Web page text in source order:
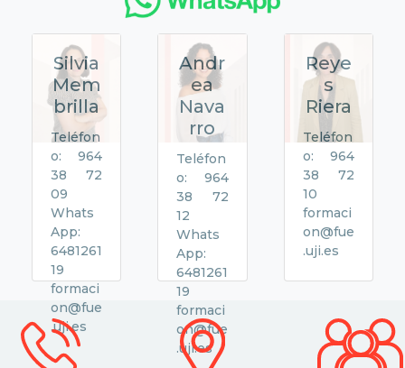
Silvia
Mem
brilla
Teléfon
o: 964
38 72
09
Whats
App:
6481261
19
formaci
on@fue
.uji.es
Andr
ea
Nava
rro
Teléfon
o: 964
38 72
12
Whats
App:
6481261
19
formaci
on@fue
.uji.es
Reye
s
Riera
Teléfon
o: 964
38 72
10
formaci
on@fue
.uji.es